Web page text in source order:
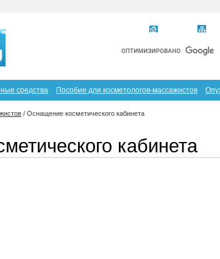
средства Пособие для косметологов-массажистов
/ Оснащение косметического кабинета
кабинета